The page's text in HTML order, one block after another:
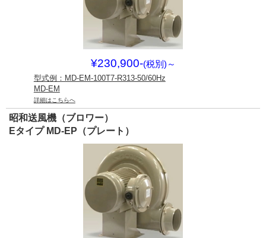
¥230,900-(税別) ～
型式例：MD-EM-100T7-R313-50/60Hz
MD-EM
詳細はこちらへ
昭和送風機（ブロワー）
Eタイプ MD-EP（プレート）